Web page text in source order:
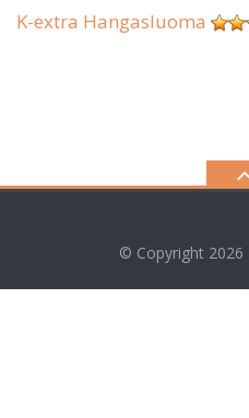
K-extra Hangasluoma
© Copyright 2026